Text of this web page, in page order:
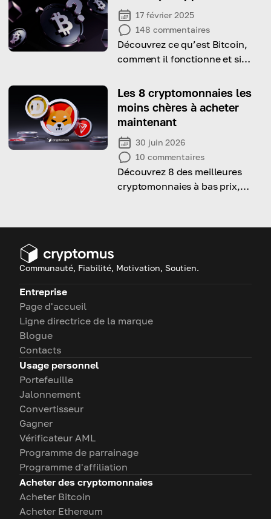
17 février 2025
148 commentaires
Découvrez ce qu’est Bitcoin,
comment il fonctionne et si
d’investissement.
Les 8 cryptomonnaies les
moins chères à acheter
maintenant
30 juin 2026
10 commentaires
Découvrez 8 des meilleures
cryptomonnaies à bas prix,
croissance.
Communauté, Fiabilité, Motivation, Soutien.
Entreprise
Page d'accueil
Ligne directrice de la marque
Blogue
Contacts
Usage personnel
Portefeuille
Jalonnement
Convertisseur
Gagner
Vérificateur AML
Programme de parrainage
Programme d'affiliation
Acheter des cryptomonnaies
Acheter Bitcoin
Acheter Ethereum